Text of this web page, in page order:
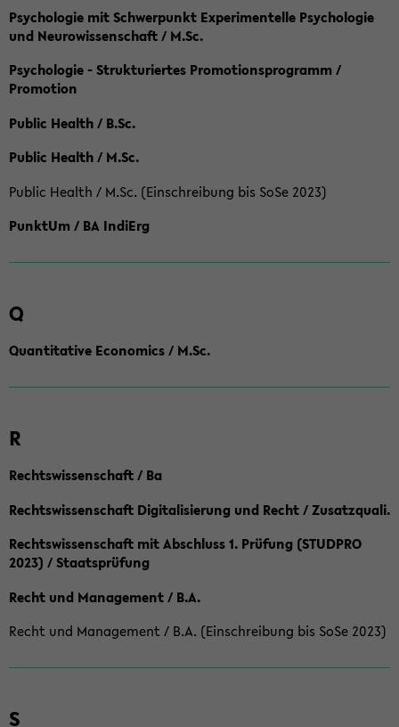
Psychologie mit Schwerpunkt Experimentelle Psychologie
und Neurowissenschaft / M.Sc.
Psychologie - Strukturiertes Promotionsprogramm /
Promotion
Public Health / B.Sc.
Public Health / M.Sc.
Public Health / M.Sc. (Einschreibung bis SoSe 2023)
PunktUm / BA IndiErg
Q
Quantitative Economics / M.Sc.
R
Rechtswissenschaft / Ba
Rechtswissenschaft Digitalisierung und Recht / Zusatzquali.
Rechtswissenschaft mit Abschluss 1. Prüfung (STUDPRO
2023) / Staatsprüfung
Recht und Management / B.A.
Recht und Management / B.A. (Einschreibung bis SoSe 2023)
S